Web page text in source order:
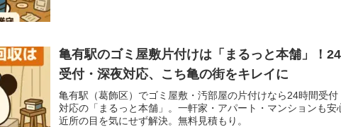
亀有駅のゴミ屋敷片付けは「まるっと本舗」！
受付・深夜対応、こち亀の街をキレイに
亀有駅（葛飾区）でゴミ屋敷・汚部屋の片付けなら24時間受付
対応の「まるっと本舗」。一軒家・アパート・マンションも安
近所の目を気にせず解決。無料見積もり。